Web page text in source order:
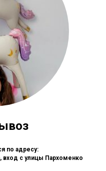
по адресу:
вход с улицы Пархоменко